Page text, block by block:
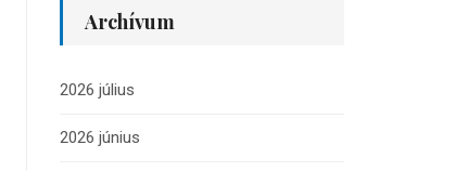
Archívum
2026 július
2026 június